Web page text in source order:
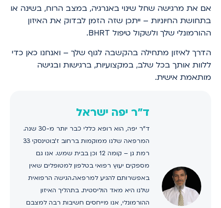
אם את מרגישה שחל שינוי באנרגיה, במצב הרוח, בשינה או
בתחושת החיוניות – ייתכן שזה הזמן לבדוק את האיזון
ההורמונלי שלך ולשקול טיפול BHRT.
הדרך לאיזון מתחילה בהקשבה לגוף שלך – ואנחנו כאן כדי
ללוות אותך בכל שלב, במקצועיות, ברגישות ובגישה
מותאמת אישית.
ד"ר יפה ישראל
ד"ר יפה, הוא רופא כללי כבר יותר מ-30 שנה.
המרפאה שלנו ממוקמות ברחוב ז'בוטינסקי 33
רמת גן – קומה 12 וכן בבית שמש. אנו גם
מספקים יעוץ רפואי בטלפון למטופלים שאין
באפשרותם להגיע למרפאה.הגישה הרפואית
שלנו היא מאד הוליסטית. בתהליך האיזון
ההורמונלי, אנו מייחסים חשיבות רבה למצבם